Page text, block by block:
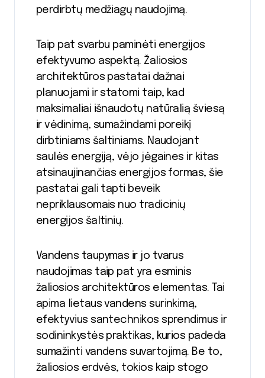
perdirbtų medžiagų naudojimą.
Taip pat svarbu paminėti energijos
efektyvumo aspektą. Žaliosios
architektūros pastatai dažnai
planuojami ir statomi taip, kad
maksimaliai išnaudotų natūralią šviesą
ir vėdinimą, sumažindami poreikį
dirbtiniams šaltiniams. Naudojant
saulės energiją, vėjo jėgaines ir kitas
atsinaujinančias energijos formas, šie
pastatai gali tapti beveik
nepriklausomais nuo tradicinių
energijos šaltinių.
Vandens taupymas ir jo tvarus
naudojimas taip pat yra esminis
žaliosios architektūros elementas. Tai
apima lietaus vandens surinkimą,
efektyvius santechnikos sprendimus ir
sodininkystės praktikas, kurios padeda
sumažinti vandens suvartojimą. Be to,
žaliosios erdvės, tokios kaip stogo